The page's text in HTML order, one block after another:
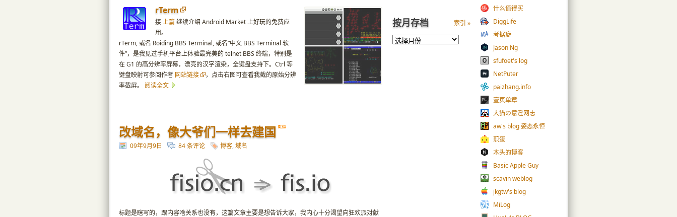
rTerm
接上篇继续介绍 Android Market 上好玩的免费应
用。
rTerm, 或名 Roiding BBS Terminal, 或名“中文 BBS Terminal 软
件”，是我见过手机平台上体验最完美的 telnet BBS 终端，特别是
在 G1 的高分辨率屏幕，漂亮的汉字渲染，全键盘支持下。Ctrl 等
键盘映射可参阅作者 网站链接
，点击右图可查看我截的原始分辨
率截屏。 阅读全文
改域名，像大爷们一样去建国
09年9月9日 84 条评论 博客, 域名
标题是瞎写的，跟内容啥关系也没有，这篇文章主要是想告诉大家，我内心十分渴望向狂欢派对献
索引 »
按月存档
什么值得买
DiggLife
考据癖
Jason Ng
sfufoet's log
NetPuter
paizhang.info
壹页单章
大猫の意淫网志
aw's blog 姿态永恒
煎蛋
木头的博客
Basic Apple Guy
scavin weblog
jkgtw's blog
MiLog